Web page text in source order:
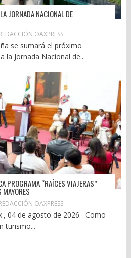
JORNADA NACIONAL DE
OAXPRESS
se sumará el próximo
la Jornada Nacional de...
PROGRAMA “RAÍCES VIAJERAS”
OAXPRESS
04 de agosto de 2026.- Como
turismo...